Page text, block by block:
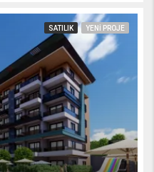
SATILIK YENI PROJE